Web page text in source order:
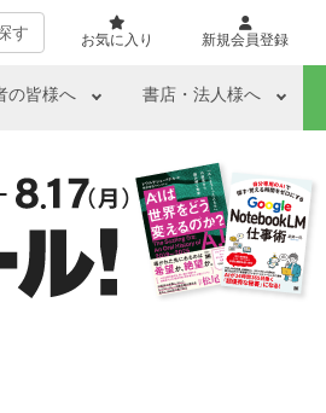
す お気に入り 新規会員登録
の皆様へ 書店・法人様へ